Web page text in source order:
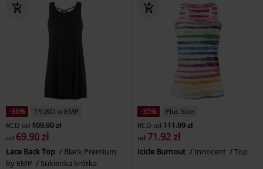
-36%
TYLKO w EMP
RCD od 109.90 zł
od 69.90 zł
Lace Back Top
Black Premium
by EMP
Sukienka krótka
-35%
Plus Size
RCD od 111.99 zł
od 71.92 zł
Icicle Burnout Innocent Top